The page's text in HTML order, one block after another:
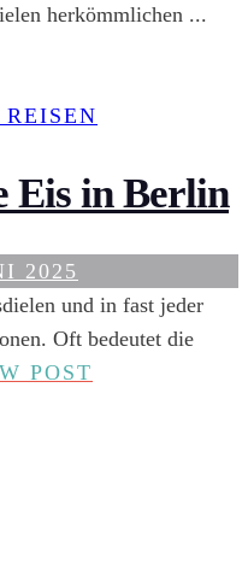
herkömmlichen ...
Eis in Berlin
2025
und in fast jeder
Oft bedeutet die
POST